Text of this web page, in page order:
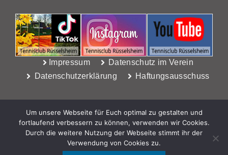
Impressum
Datenschutz im Verein
Datenschutzerklärung
Haftungsausschuss
Um unsere Webseite für Euch optimal zu gestalten und
fortlaufend verbessern zu können, verwenden wir Cookies.
Durch die weitere Nutzung der Webseite stimmt ihr der
Verwendung von Cookies zu.